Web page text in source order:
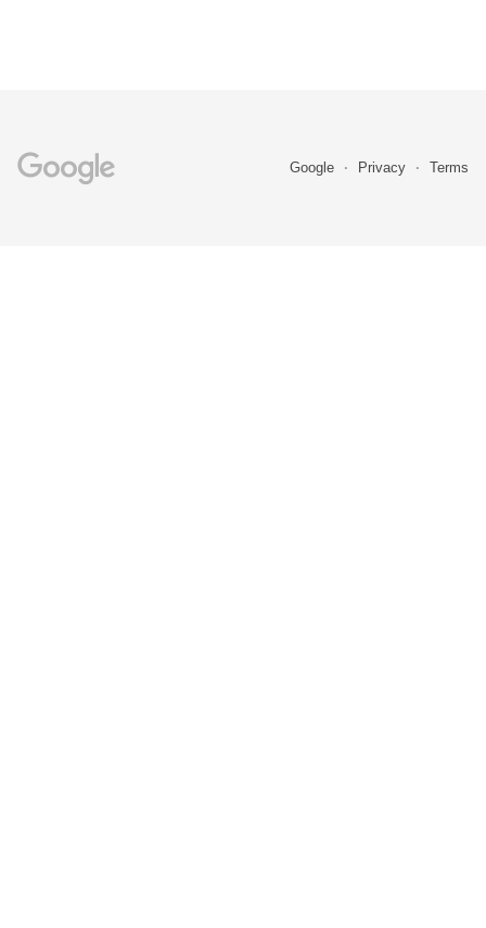
Google Privacy Terms